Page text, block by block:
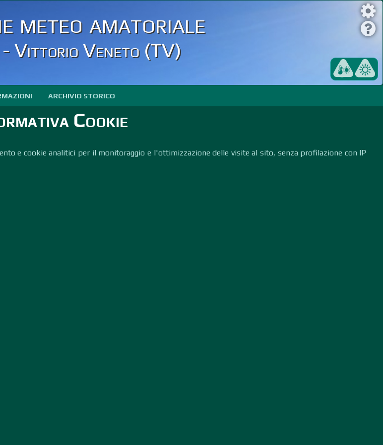
meteo amatoriale
- Vittorio Veneto (TV)
ARCHIVIO STORICO
Cookie
e cookie analitici per il monitoraggio e l'ottimizzazione delle visite al sito, senza profilazione con IP